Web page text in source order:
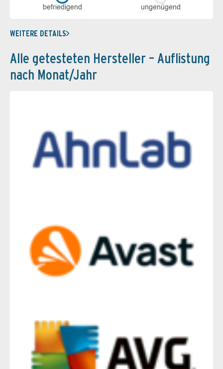
be­frie­di­gend un­ge­nü­gend
WEITERE DETAILS
Alle getesteten Hersteller – Auflistung
nach Monat/Jahr